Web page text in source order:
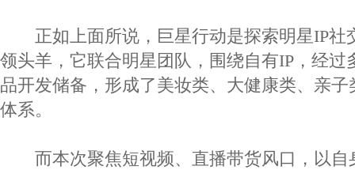
正如上面所说，巨星行动是探索明星IP社
领头羊，它联合明星团队，围绕自有IP，经过
品开发储备，形成了美妆类、大健康类、亲
体系。
而本次聚焦短视频、直播带货风口，以自